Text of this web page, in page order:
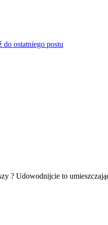
? Udowodnijcie to